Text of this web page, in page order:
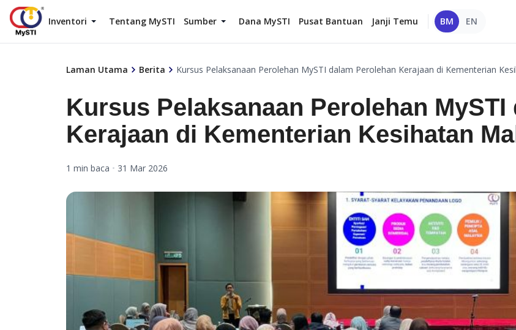
Inventori Tentang MySTI Sumber Dana MySTI Pusat Bantuan Janji Temu BM EN
Laman Utama Berita Kursus Pelaksanaan Perolehan MySTI dalam Perolehan Kerajaan di Kementerian
Kursus Pelaksanaan Perolehan MySTI
Kerajaan di Kementerian Kesihatan
1 min baca • 31 Mar 2026